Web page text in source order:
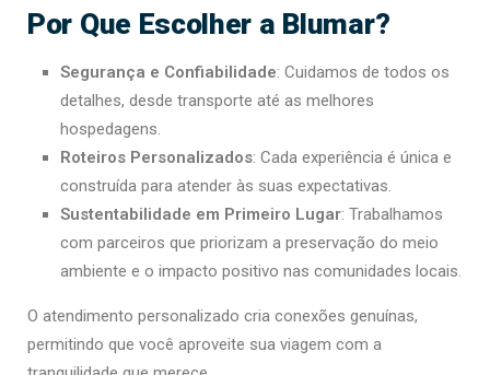
Por Que Escolher a Blumar?
Segurança e Confiabilidade: Cuidamos de todos os
detalhes, desde transporte até as melhores
hospedagens.
Roteiros Personalizados: Cada experiência é única e
construída para atender às suas expectativas.
Sustentabilidade em Primeiro Lugar: Trabalhamos
com parceiros que priorizam a preservação do meio
ambiente e o impacto positivo nas comunidades locais.
O atendimento personalizado cria conexões genuínas,
permitindo que você aproveite sua viagem com a